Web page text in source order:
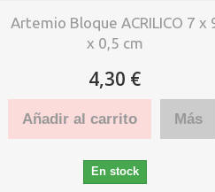
Artemio Bloque ACRILICO 7 x
x 0,5 cm
4,30 €
Añadir al carrito Más
En stock